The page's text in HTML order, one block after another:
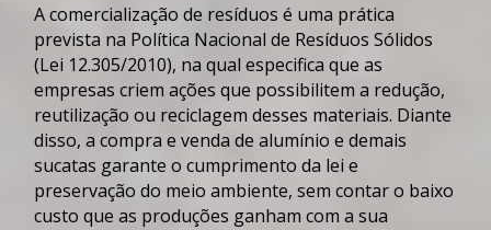
A comercialização de resíduos é uma prática
prevista na Política Nacional de Resíduos Sólidos
(Lei 12.305/2010), na qual especifica que as
empresas criem ações que possibilitem a redução,
reutilização ou reciclagem desses materiais. Diante
disso, acompra e venda de alumínio e demais
sucatas garante o cumprimento da lei e
preservação do meio ambiente, sem contar o baixo
custo que as produções ganham com a sua